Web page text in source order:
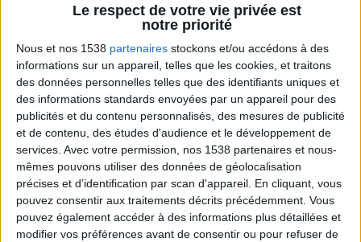
Le respect de votre vie privée est
notre priorité
Nous et nos 1538 partenaires stockons et/ou accédons à des
informations sur un appareil, telles que les cookies, et traitons
des données personnelles telles que des identifiants uniques et
des informations standards envoyées par un appareil pour des
publicités et du contenu personnalisés, des mesures de publicité
et de contenu, des études d'audience et le développement de
services. Avec votre permission, nos 1538 partenaires et nous-
mêmes pouvons utiliser des données de géolocalisation
précises et d’identification par scan d'appareil. En cliquant, vous
pouvez consentir aux traitements décrits précédemment. Vous
pouvez également accéder à des informations plus détaillées et
modifier vos préférences avant de consentir ou pour refuser de
Webinaires en direct Voir tout
Chaque semaine, posez vos questions en live
en participant à des vidéo-conférences avec
Jean-Michel et les diététiciennes du
programme.